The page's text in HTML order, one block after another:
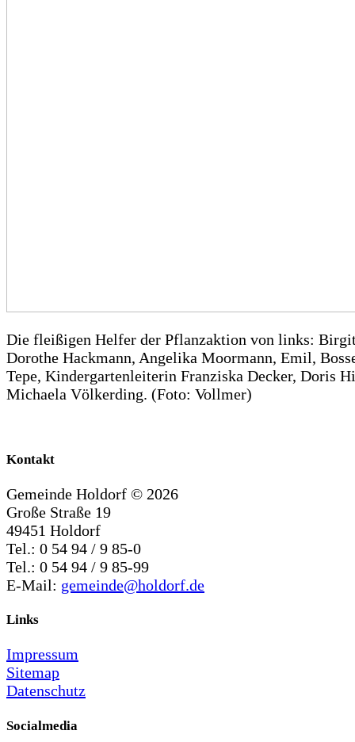
Die fleißigen Helfer der Pflanzaktion von links:
Dorothe Hackmann, Angelika Moormann, Emil,
Tepe, Kindergartenleiterin Franziska Decker, Doris
Michaela Völkerding. (Foto: Vollmer)
Kontakt
Gemeinde Holdorf © 2026
Große Straße 19
49451 Holdorf
Tel.: 0 54 94 / 9 85-0
Tel.: 0 54 94 / 9 85-99
E-Mail: gemeinde@holdorf.de
Links
Impressum
Sitemap
Datenschutz
Socialmedia